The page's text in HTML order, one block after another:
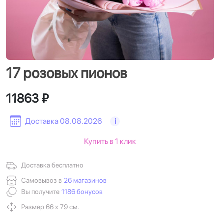
17 розовых пионов
Доставка 08.08.2026 i
11863 ₽
Доставка бесплатно
Самовывоз в 26 магазинов
Вы получите 1186 бонусов
Размер 66 х 79 см.
Купить в 1 клик